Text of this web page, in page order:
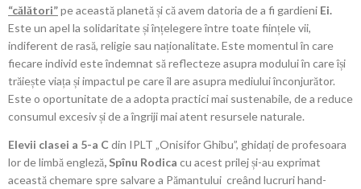
“călători”pe această planetă și că avem datoria de a fi gardieni Ei.
Este un apel la solidaritate și înțelegere între toate ființele vii,
indiferent de rasă, religie sau naționalitate. Este momentul în care
fiecare individ este îndemnat să reflecteze asupra modului în care își
trăiește viața și impactul pe care îl are asupra mediului înconjurător.
Este o oportunitate de a adopta practici mai sustenabile, de a reduce
consumul excesiv și de a îngriji mai atent resursele naturale.
Elevii clasei a 5-a C din IPLT „Onisifor Ghibu”, ghidați de profesoara
lor de limbă engleză, Spînu Rodica cu acest prilej și-au exprimat
această chemare spre salvare a Pămantului creând lucruri hand-